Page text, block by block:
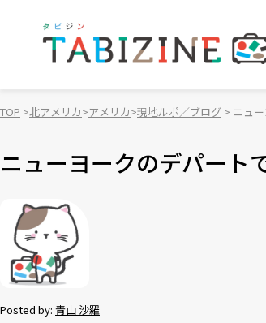
TOP 北アメリカ アメリカ 現地ルポ／ブログ ニュ
ニューヨークのデパート
Posted by: 青山 沙羅